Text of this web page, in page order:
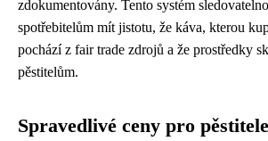
zdokumentovány. Tento systém
spotřebitelům mít jistotu, že káva, kterou
pochází z fair trade zdrojů a že prostředky
pěstitelům.
Spravedlivé ceny pro